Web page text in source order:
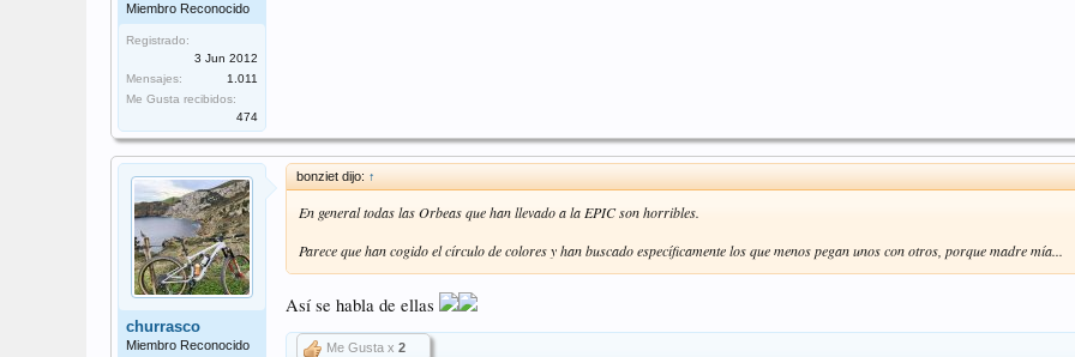
Miembro Reconocido
Registrado:
3 Jun 2012
Mensajes:
1.011
Me Gusta recibidos:
474
churrasco
Miembro Reconocido
bonziet dijo: ↑
En general todas las Orbeas que han llevado a la EPIC son horribles.
Parece que han cogido el círculo de colores y han buscado específicamente los que menos pegan unos con otros, porque madre mía...
Así se habla de ellas
Me Gusta x 2